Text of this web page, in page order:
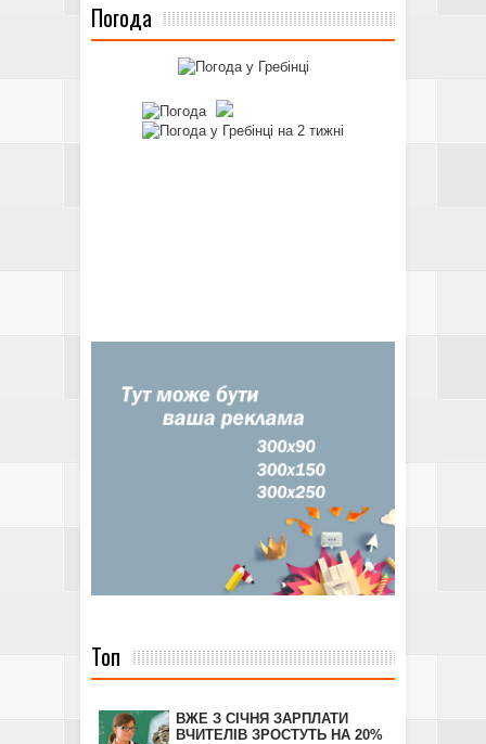
Погода
Топ
ВЖЕ З СІЧНЯ ЗАРПЛАТИ
ВЧИТЕЛІВ ЗРОСТУТЬ НА 20%